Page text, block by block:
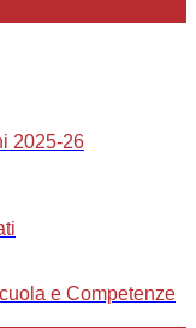
2025-26
e Competenze